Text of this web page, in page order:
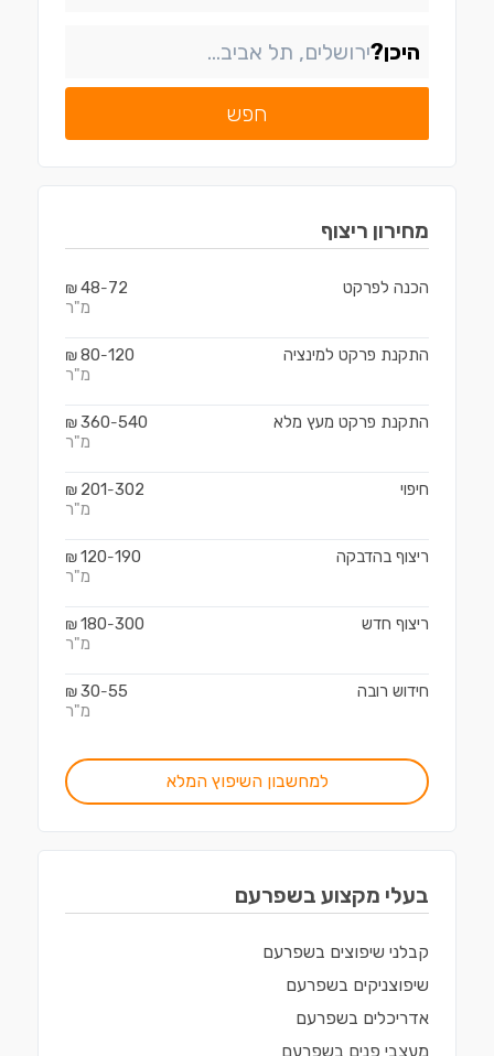
היכן?
חפש
מחירון ריצוף
הכנה לפרקט 48-72
₪
מ"ר
התקנת פרקט למינציה 80-120
₪
מ"ר
התקנת פרקט מעץ מלא 360-540
₪
מ"ר
חיפוי 201-302
₪
מ"ר
ריצוף בהדבקה 120-190
₪
מ"ר
ריצוף חדש 180-300
₪
מ"ר
חידוש רובה 30-55
₪
מ"ר
למחשבון השיפוץ המלא
בעלי מקצוע בשפרעם
קבלני שיפוצים בשפרעם
שיפוצניקים בשפרעם
אדריכלים בשפרעם
מעצבי פנים בשפרעם